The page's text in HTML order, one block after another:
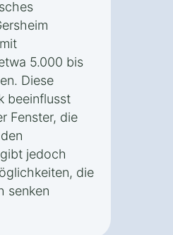
5.000 bis
Diese
beeinflusst
Fenster, die
jedoch
die
senken